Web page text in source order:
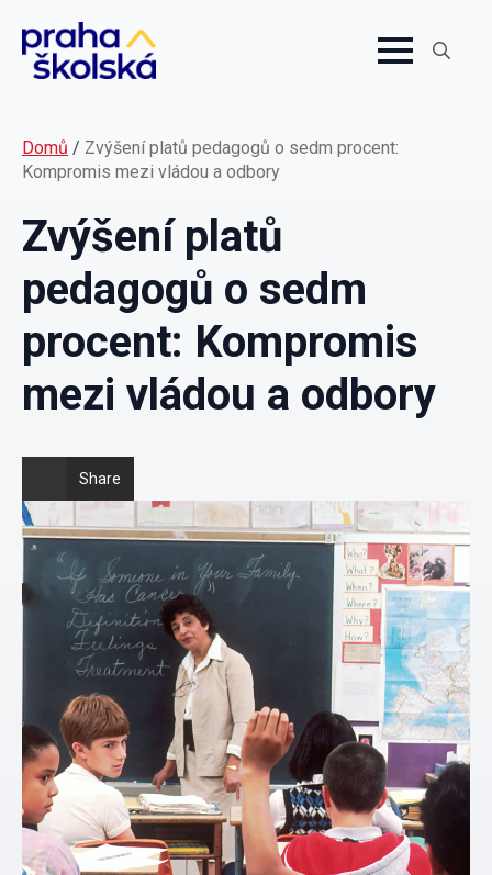
Domů / Zvýšení platů pedagogů o sedm procent:
Kompromis mezi vládou a odbory
Zvýšení platů
pedagogů o sedm
procent: Kompromis
mezi vládou a odbory
Share